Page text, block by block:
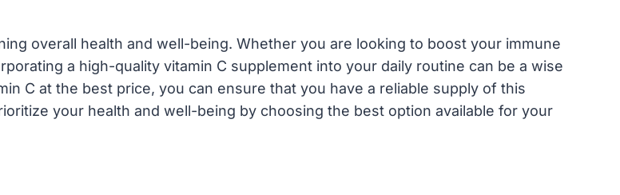
overall health and well-being. Whether you are looking to boost your immune
a high-quality vitamin C supplement into your daily routine can be a wise
C at the best price, you can ensure that you have a reliable supply of this
your health and well-being by choosing the best option available for your